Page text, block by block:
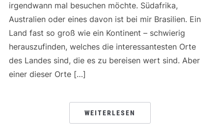
irgendwann mal besuchen möchte. Südafrika,
Australien oder eines davon ist bei mir Brasilien. Ein
Land fast so groß wie ein Kontinent – schwierig
herauszufinden, welches die interessantesten Orte
des Landes sind, die es zu bereisen wert sind. Aber
einer dieser Orte […]
WEITERLESEN